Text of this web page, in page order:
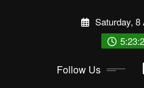
Saturday, 8
Follow Us